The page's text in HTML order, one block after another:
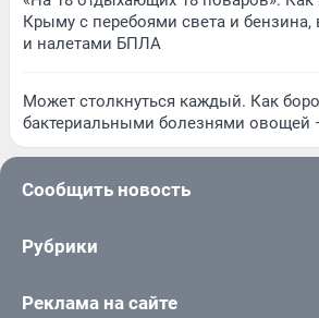
Крыму с перебоями света и бензина,
и налетами БПЛА
Может столкнуться каждый. Как
бактериальными болезнями овощей
Сообщить новость
Рубрики
Реклама на сайте